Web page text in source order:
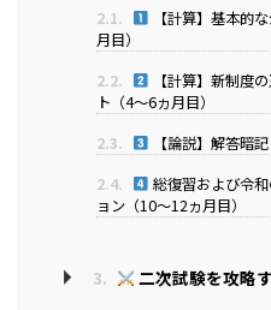
2.1.
【計算】基本的
月目）
2.2.
【計算】新制度
ト（4～6ヵ月目）
2.3.
【論説】解答暗
2.4.
総復習および令
ョン（10～12ヵ月目）
3. 二次試験を攻略